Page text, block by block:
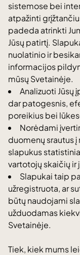
sistemose bei
atpažinti
padeda atrinkti
Jūsų patirtį.
nuolatinio ir
informacijos
mūsų Svetainėje.
Analizuoti Jūsų
dar patogesnis,
poreikius bei
Norėdami
duomenų srautus
slapukus
vartotojų skaičių ir
Slapukai taip
užregistruota, ar
būtų naudojami
užduodamas
Svetainėje.
Tiek, kiek mums